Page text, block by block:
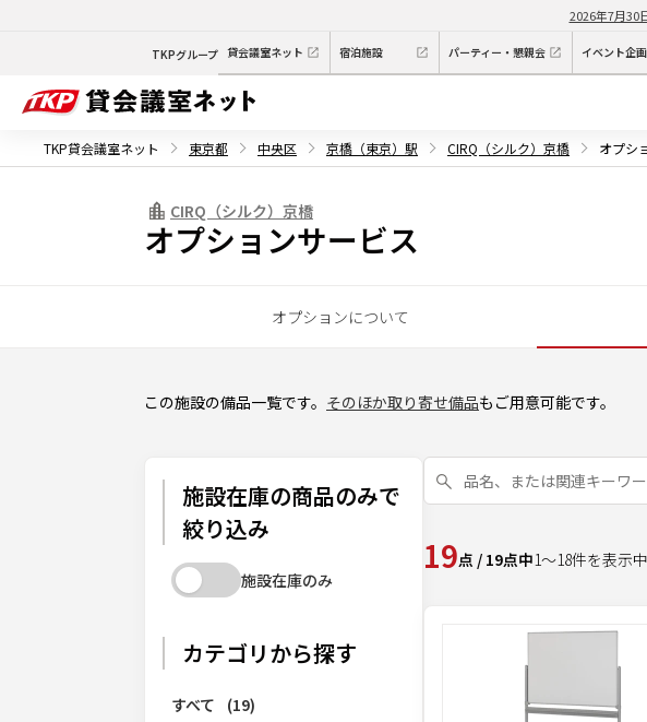
2026年7月30
TKPグループ 貸会議室ネット 宿泊施設 パーティー・懇親会 イベント企
TKP貸会議室ネット 東京都 中央区 京橋（東京）駅 CIRQ（シルク）京橋 オプシ
CIRQ（シルク）京橋
オプションサービス
オプションについて
この施設の備品一覧です。 そのほか取り寄せ備品もご用意可能です。
施設在庫の商品のみで
絞り込み
施設在庫のみ
カテゴリから探す
すべて (19)
19点 / 19点中1～18件を表示中